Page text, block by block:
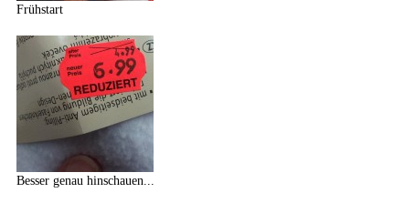
Frühstart
Besser genau hinschauen...